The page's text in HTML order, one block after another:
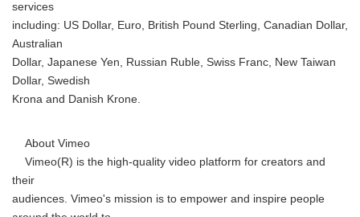
services
including: US Dollar, Euro, British Pound Sterling, Canadian Dollar,
Australian
Dollar, Japanese Yen, Russian Ruble, Swiss Franc, New Taiwan
Dollar, Swedish
Krona and Danish Krone.
About Vimeo
Vimeo(R) is the high-quality video platform for creators and
their
audiences. Vimeo's mission is to empower and inspire people